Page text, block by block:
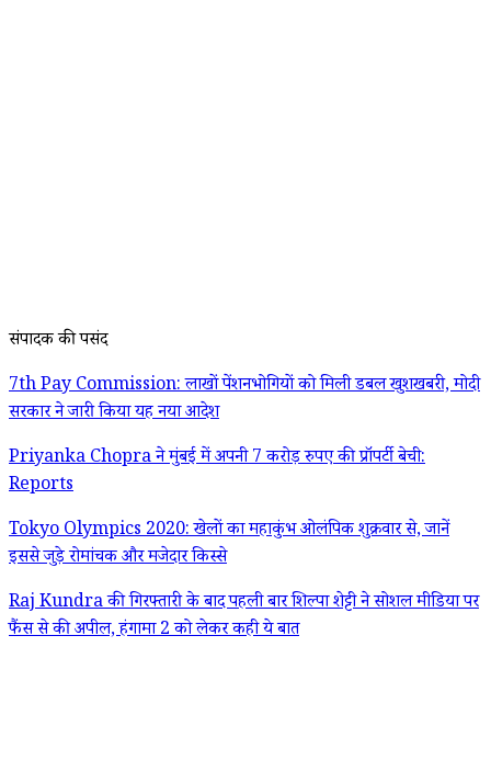
संपादक की पसंद
7th Pay Commission: लाखों पेंशनभोगियों को मिली डबल खुशखबरी, मोदी
सरकार ने जारी किया यह नया आदेश
Priyanka Chopra ने मुंबई में अपनी 7 करोड़ रुपए की प्रॉपर्टी बेची:
Reports
Tokyo Olympics 2020: खेलों का महाकुंभ ओलंपिक शुक्रवार से, जानें
इससे जुड़े रोमांचक और मजेदार किस्से
Raj Kundra की गिरफ्तारी के बाद पहली बार शिल्पा शेट्टी ने सोशल मीडिया पर
फैंस से की अपील, हंगामा 2 को लेकर कही ये बात